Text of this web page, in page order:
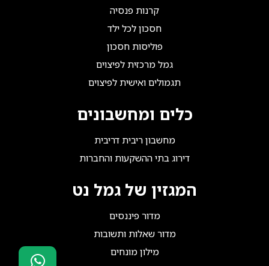
קרנות פנסיה
חסכון לכל ילד
פוליסות חסכון
גמל מרכזית לפיצוים
תגמולים ואישית לפיצוים
כלים ומחשבונים
מחשבון ריבית דריבית
דירוג בתי ההשקעות והחברות
המגזין של גמל נט
מדור פיננסים
מדור שאלות ותשובות
מילון מונחים